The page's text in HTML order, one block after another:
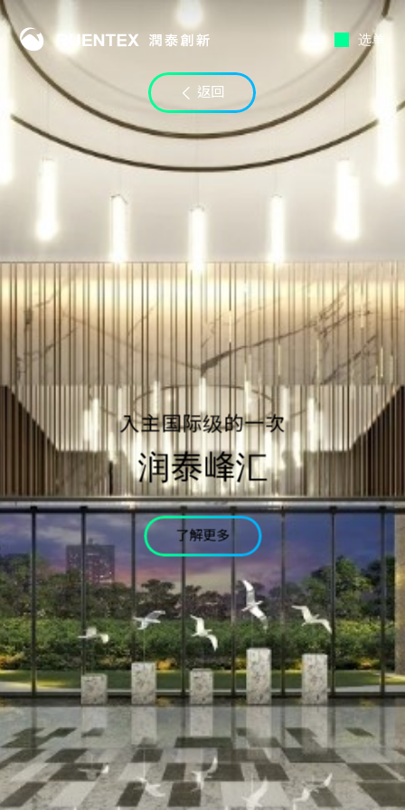
选单
返回
入主国际级的一次
润泰峰汇
了解更多
至
电子邮件
备注
验证码
* 为必填字段
我已详读个资条款并同意
确认送出